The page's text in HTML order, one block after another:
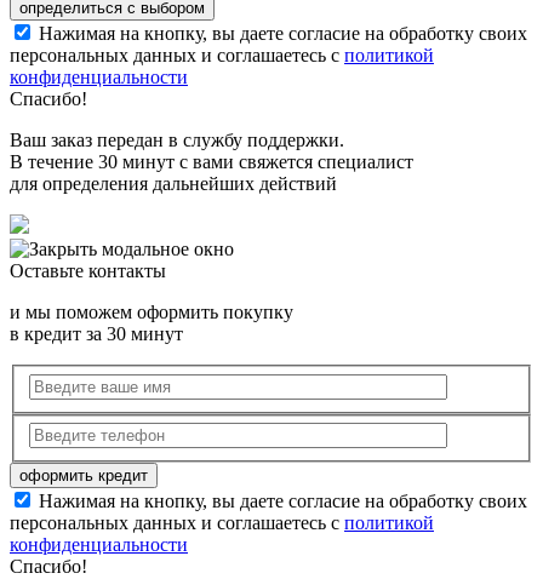
Нажимая на кнопку, вы даете согласие на обработку своих
персональных данных и соглашаетесь с политикой
конфиденциальности
Спасибо!
Ваш заказ передан в службу поддержки.
В течение 30 минут с вами свяжется специалист
для определения дальнейших действий
Оставьте контакты
и мы поможем оформить покупку
в кредит за 30 минут
Нажимая на кнопку, вы даете согласие на обработку своих
персональных данных и соглашаетесь с политикой
конфиденциальности
Спасибо!